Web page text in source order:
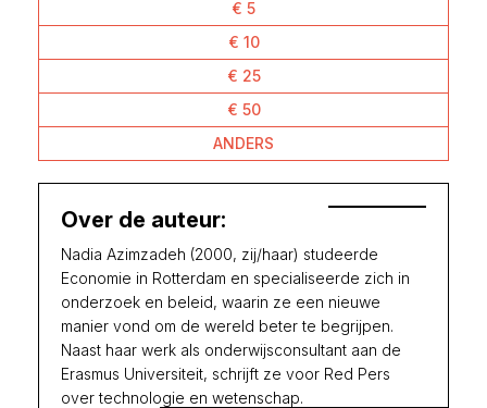
€ 5
€ 10
€ 25
€ 50
ANDERS
Over de auteur:
Nadia Azimzadeh (2000, zij/haar) studeerde
Economie in Rotterdam en specialiseerde zich in
onderzoek en beleid, waarin ze een nieuwe
manier vond om de wereld beter te begrijpen.
Naast haar werk als onderwijsconsultant aan de
Erasmus Universiteit, schrijft ze voor Red Pers
over technologie en wetenschap.